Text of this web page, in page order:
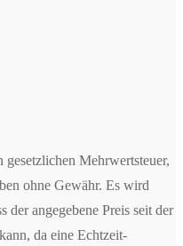
Mehrwertsteuer,
ohne Gewähr. Es wird
der angegebene Preis seit der
da eine Echtzeit-